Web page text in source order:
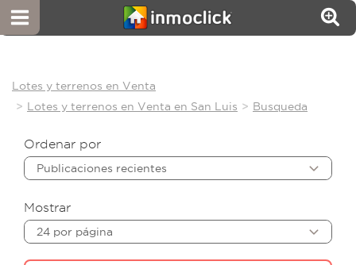
Lotes y terrenos en Venta
Lotes y terrenos en Venta en San Luis
Busqueda
Ordenar por
Publicaciones recientes
Mostrar
24 por página